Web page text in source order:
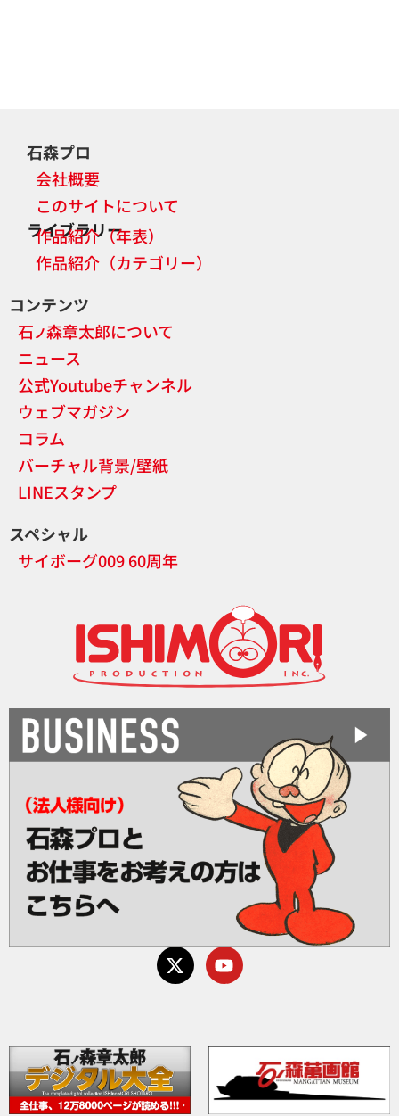
石森プロ
会社概要
このサイトについて
ライブラリー
作品紹介（年表）
作品紹介（カテゴリー）
コンテンツ
石ノ森章太郎について
ニュース
公式Youtubeチャンネル
ウェブマガジン
コラム
バーチャル背景/壁紙
LINEスタンプ
スペシャル
サイボーグ009 60周年